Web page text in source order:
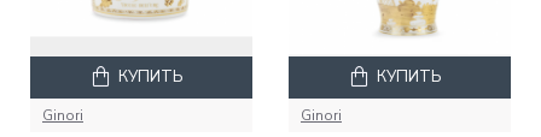
Ginori
КУПИТЬ
Ginori
КУПИТЬ